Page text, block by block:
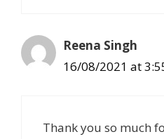
Reena Singh
16/08/2021 at
Thank you so much